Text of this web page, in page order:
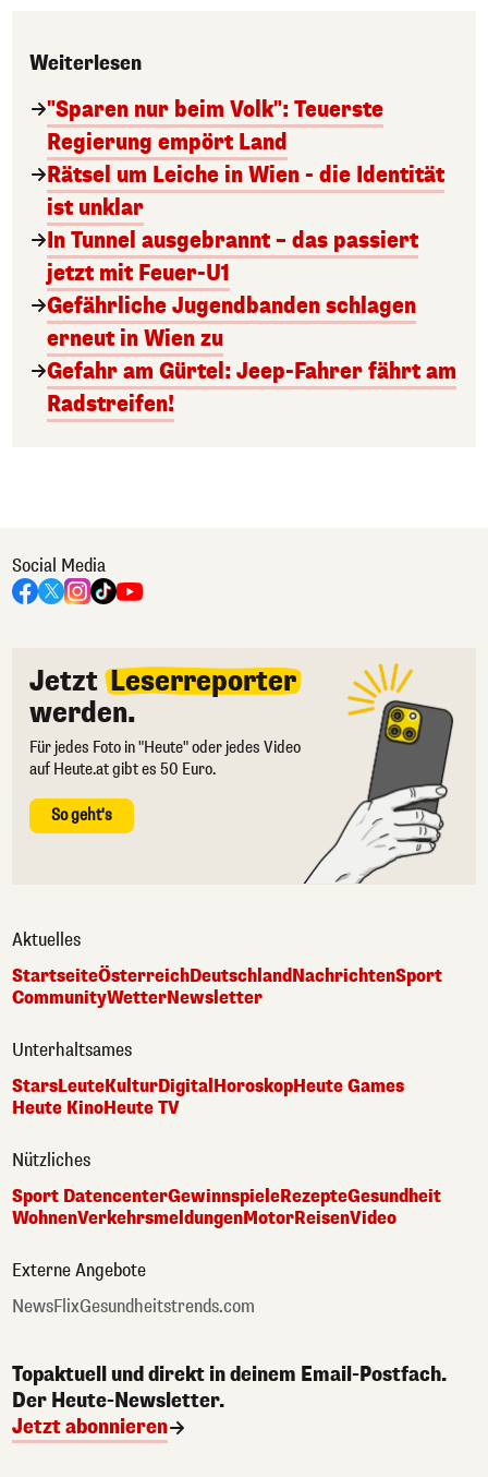
Weiterlesen
"Sparen nur beim Volk": Teuerste
Regierung empört Land
Rätsel um Leiche in Wien - die Identität
ist unklar
In Tunnel ausgebrannt – das passiert
jetzt mit Feuer-U1
Gefährliche Jugendbanden schlagen
erneut in Wien zu
Gefahr am Gürtel: Jeep-Fahrer fährt am
Radstreifen!
Social Media
Jetzt Leserreporter
werden.
Für jedes Foto in "Heute" oder jedes Video
auf Heute.at gibt es 50 Euro.
So geht's
Aktuelles
StartseiteÖsterreichDeutschlandNachrichtenSport
CommunityWetterNewsletter
Unterhaltsames
StarsLeuteKulturDigital HoroskopHeute Games
Heute KinoHeute TV
Nützliches
Sport DatencenterGewinnspieleRezepteGesundheit
WohnenVerkehrsmeldungenMotorReisenVideo
Externe Angebote
NewsFlixGesundheitstrends.com
Topaktuell und direkt in deinem Email-Postfach.
Der Heute-Newsletter.
Jetzt abonnieren